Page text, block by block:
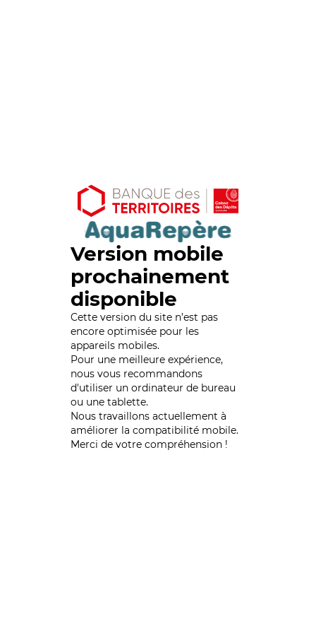
Version mobile
prochainement
disponible
Cette version du site n’est pas
encore optimisée pour les
appareils mobiles.
Pour une meilleure expérience,
nous vous recommandons
d'utiliser un ordinateur de bureau
ou une tablette.
Nous travaillons actuellement à
améliorer la compatibilité mobile.
Merci de votre compréhension !